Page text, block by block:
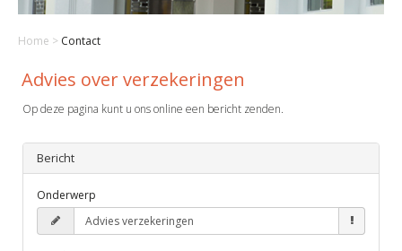
Home > Contact
Advies over verzekeringen